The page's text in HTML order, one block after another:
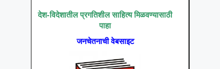
देश-विदेशातील प्रगतिशील साहित्य मिळवण्यासाठी
पाहा
जनचेतनाची वेबसाइट